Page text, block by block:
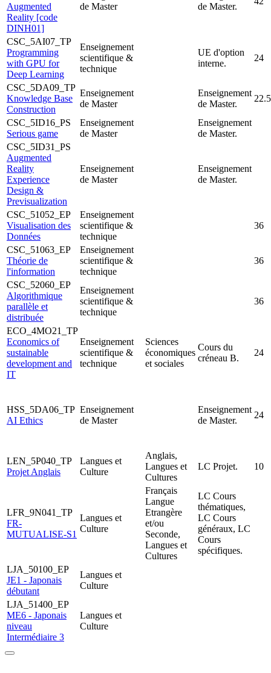
Augmented
Reality [code
DINH01]
de Master
de Master.
CSC_5AI07_TP
Programming
with GPU for
Deep Learning
Enseignement
scientifique &
technique
UE d'option
interne.
24
CSC_5DA09_TP
Knowledge Base
Construction
Enseignement
de Master
Enseignement
de Master.
22.5
CSC_5ID16_PS
Serious game
Enseignement
de Master
Enseignement
de Master.
CSC_5ID31_PS
Augmented
Reality
Experience
Design &
Previsualization
Enseignement
de Master
Enseignement
de Master.
CSC_51052_EP
Visualisation des
Données
Enseignement
scientifique &
technique
36
CSC_51063_EP
Théorie de
l'information
Enseignement
scientifique &
technique
36
CSC_52060_EP
Algorithmique
parallèle et
distribuée
Enseignement
scientifique &
technique
36
ECO_4MO21_TP
Economics of
sustainable
development and
IT
Enseignement
scientifique &
technique
Sciences
économiques
et sociales
Cours du
créneau B.
24
HSS_5DA06_TP
AI Ethics
Enseignement
de Master
Enseignement
de Master.
24
LEN_5P040_TP
Projet Anglais
Langues et
Culture
Anglais,
Langues et
Cultures
LC Projet. 10
LFR_9N041_TP
FR-
MUTUALISE-S1
Langues et
Culture
Français
Langue
Etrangère
et/ou
Seconde,
Langues et
Cultures
LC Cours
thématiques,
LC Cours
généraux, LC
Cours
spécifiques.
LJA_50100_EP
JE1 - Japonais
débutant
Langues et
Culture
LJA_51400_EP
ME6 - Japonais
niveau
Intermédiaire 3
Langues et
Culture